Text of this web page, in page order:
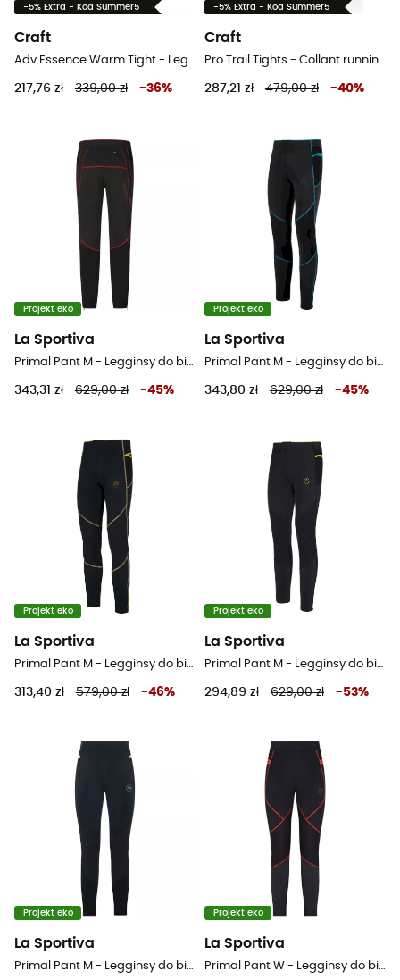
-5% Extra - Kod Summer5
Craft
217,76 zł 339,00 zł -36%
-5% Extra - Kod Summer5
Craft
287,21 zł 479,00 zł -40%
Projekt eko
La Sportiva
343,31 zł 629,00 zł -45%
Projekt eko
La Sportiva
343,80 zł 629,00 zł -45%
Projekt eko
La Sportiva
313,40 zł 579,00 zł -46%
Projekt eko
La Sportiva
294,89 zł 629,00 zł -53%
Projekt eko
La Sportiva
Projekt eko
La Sportiva